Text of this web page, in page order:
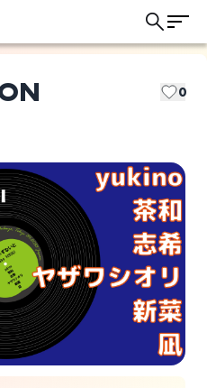
しく、もっと便利
0
ヤザワシオリ
志希
きは終了しました